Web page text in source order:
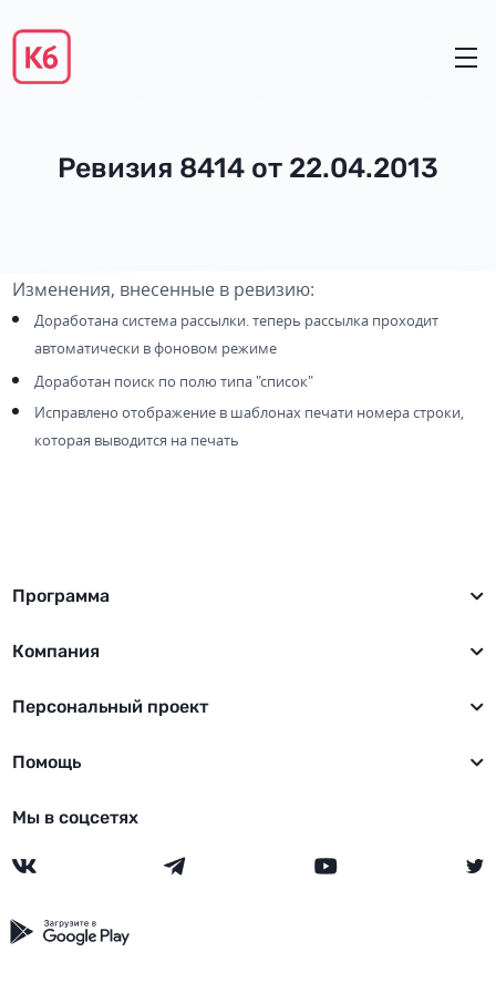
Ревизия 8414 от 22.04.2013
Изменения, внесенные в ревизию:
Доработана система рассылки. теперь рассылка проходит
автоматически в фоновом режиме
Доработан поиск по полю типа "список"
Исправлено отображение в шаблонах печати номера строки,
которая выводится на печать
Программа
Компания
Персональный проект
Помощь
Мы в соцсетях